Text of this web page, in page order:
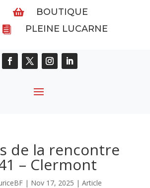
 BOUTIQUE
 PLEINE LUCARNE
de la rencontre
– Clermont
| Nov 17, 2025 | Article